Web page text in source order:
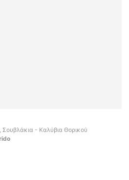
Σουβλάκια - Καλύβια Θορικού